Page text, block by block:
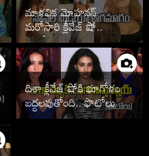
మాళవిక మోహనన్
మరోసారి క్లీవేజ్ షో..
ఫొటోలు చూశారా
దిశా క్లీవేజ్ షోకి భూగోళం
బద్దలవుతోంది.. ఫొటోలు
వైరల్